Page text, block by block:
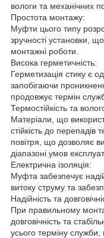
вологи та механічних
Простота монтажу:
Муфти цього типу
зручності установки,
монтажні роботи.
Висока герметичність:
Герметизація стику є
запобігаючи
продовжує термін
Термостійкість та
Матеріали, що
стійкість до перепадів
повітря, що дозволяє
діапазоні умов
Електрична ізоляція:
Муфта забезпечує
витоку струму та
Надійність та
При правильному
довговічність та
усього терміну